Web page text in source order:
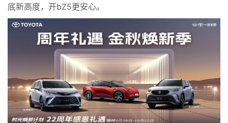
底新高度，开bZ5更安心。